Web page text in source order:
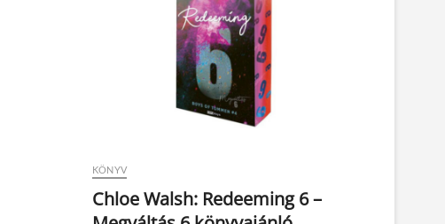
KÖNYV
Chloe Walsh: Redeeming 6 –